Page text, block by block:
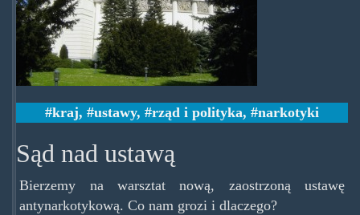
kraj, ustawy, rząd i polityka, narkotyki
Sąd nad ustawą
Bierzemy na warsztat nową, zaostrzoną ustawę
antynarkotykową. Co nam grozi i dlaczego?